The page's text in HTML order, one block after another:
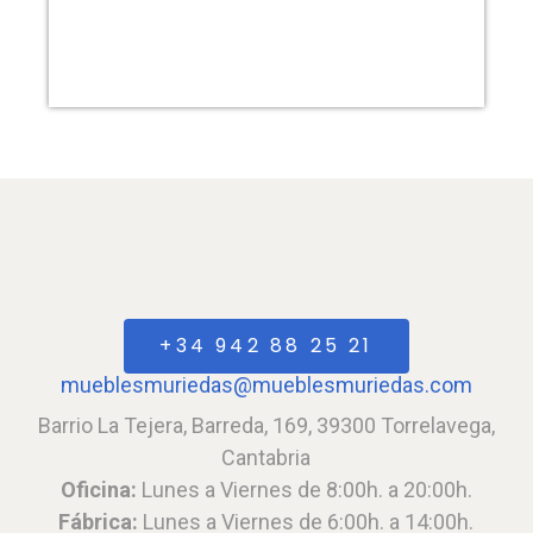
+34 942 88 25 21
mueblesmuriedas@mueblesmuriedas.com
Barrio La Tejera, Barreda, 169, 39300 Torrelavega,
Cantabria
Oficina: Lunes a Viernes de 8:00h. a 20:00h.
Fábrica: Lunes a Viernes de 6:00h. a 14:00h.